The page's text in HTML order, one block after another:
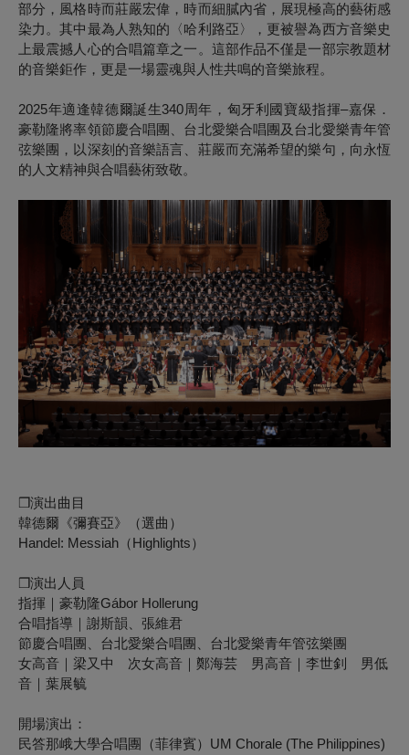
部分，風格時而莊嚴宏偉，時而細膩內省，展現極高的藝術感
染力。其中最為人熟知的〈哈利路亞〉，更被譽為西方音樂史
上最震撼人心的合唱篇章之一。這部作品不僅是一部宗教題材
的音樂鉅作，更是一場靈魂與人性共鳴的音樂旅程。
2025年適逢韓德爾誕生340周年，匈牙利國寶級指揮–嘉保．
豪勒隆將率領節慶合唱團、台北愛樂合唱團及台北愛樂青年管
弦樂團，以深刻的音樂語言、莊嚴而充滿希望的樂句，向永恆
的人文精神與合唱藝術致敬。
❒演出曲目
韓德爾《彌賽亞》（選曲）
Handel: Messiah （Highlights）
❒演出人員
指揮｜豪勒隆Gábor Hollerung
合唱指導｜謝斯韻、張維君
節慶合唱團、台北愛樂合唱團、台北愛樂青年管弦樂團
女高音｜梁又中 次女高音｜鄭海芸 男高音｜李世釗 男低
音｜葉展毓
開場演出：
民答那峨大學合唱團（菲律賓）UM Chorale (The Philippines)